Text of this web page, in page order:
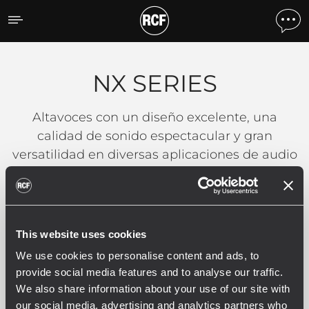
This website uses cookies
We use cookies to personalise content and ads, to
provide social media features and to analyse our traffic.
We also share information about your use of our site with
our social media, advertising and analytics partners who
NX SERIES
NX SERIES
Altavoces con un diseño excelente, una
calidad de sonido espectacular y gran
versatilidad en diversas aplicaciones de audio
Filtros
NX SERIES